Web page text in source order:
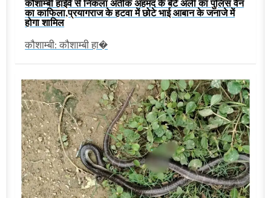
का काफिला,प्रयागराज के हटवा में छोटे भाई आबान के जनाजे में
होगा शामिल
कौशाम्बी: कौशाम्बी हा�